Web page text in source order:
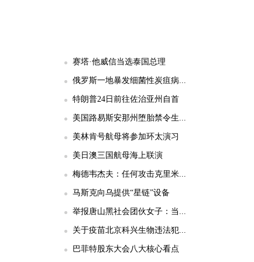
赛塔·他威信当选泰国总理
俄罗斯一地暴发细菌性炭疽病...
特朗普24日前往佐治亚州自首
美国路易斯安那州堕胎禁令生...
美林肯号航母将参加环太演习
美日澳三国航母海上联演
梅德韦杰夫：任何攻击克里米...
马斯克向乌提供“星链”设备
举报唐山黑社会团伙女子：当...
关于疫苗北京科兴生物违法犯...
巴菲特股东大会八大核心看点